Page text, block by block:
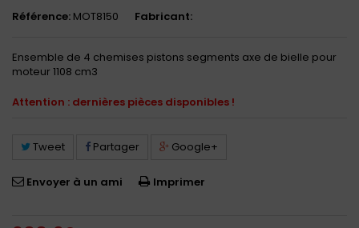
Référence: MOT8150 Fabricant:
Ensemble de 4 chemises pistons segments axe de bielle pour
moteur 1108 cm3
Attention : dernières pièces disponibles !
Tweet Partager Google+
Envoyer à un ami Imprimer